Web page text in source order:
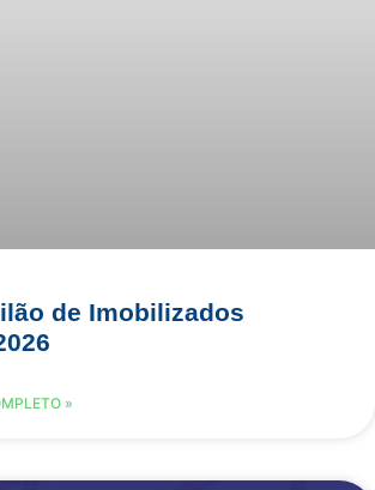
de Imobilizados
»